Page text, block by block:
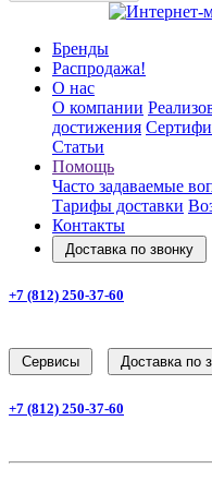
Бренды
Распродажа!
О нас
О компании
достижения
Статьи
Помощь
Часто задаваемые
Тарифы доставки
Контакты
Доставка по звонку
+7 (812) 250-37-60
Cервисы Доставка по
+7 (812) 250-37-60